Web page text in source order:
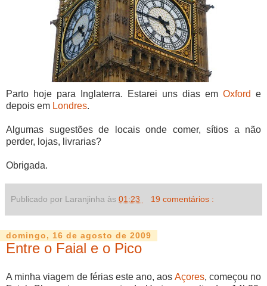
Parto hoje para Inglaterra. Estarei uns dias em Oxford e
depois em Londres.
Algumas sugestões de locais onde comer, sítios a não
perder, lojas, livrarias?
Obrigada.
Publicado por Laranjinha às 01:23 19 comentários :
domingo, 16 de agosto de 2009
Entre o Faial e o Pico
A minha viagem de férias este ano, aos Açores, começou no